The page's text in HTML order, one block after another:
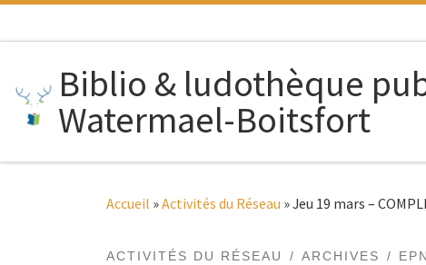
Biblio & ludothèque
Watermael-Boitsfort
Accueil »Activités du Réseau »Jeu 19 mars –
ACTIVITÉS DU RÉSEAU ARCHIVES EPN